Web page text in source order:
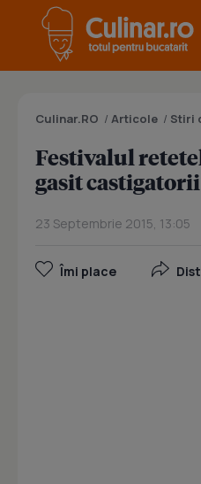
Culinar.RO / Articole / Stiri
Festivalul
gasit castigatorii
23 Septembrie 2015, 13:05
Îmi place